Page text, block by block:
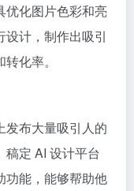
优化图片色彩和亮
计，制作出吸引
化率。
发布大量吸引人的
定 AI 设计平台
功能，能够帮助他